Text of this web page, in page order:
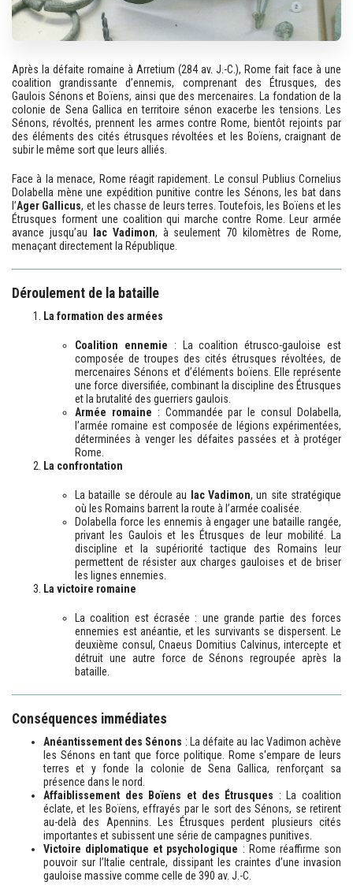
Après la défaite romaine à Arretium (284 av. J.-C.), Rome fait face à une
coalition grandissante d’ennemis, comprenant des Étrusques, des
Gaulois Sénons et Boïens, ainsi que des mercenaires. La fondation de la
colonie de Sena Gallica en territoire sénon exacerbe les tensions. Les
Sénons, révoltés, prennent les armes contre Rome, bientôt rejoints par
des éléments des cités étrusques révoltées et les Boïens, craignant de
subir le même sort que leurs alliés.
Face à la menace, Rome réagit rapidement. Le consul Publius Cornelius
Dolabella mène une expédition punitive contre les Sénons, les bat dans
l’Ager Gallicus, et les chasse de leurs terres. Toutefois, les Boïens et les
Étrusques forment une coalition qui marche contre Rome. Leur armée
avance jusqu’au
lac Vadimon, à seulement 70 kilomètres de Rome,
menaçant directement la République.
Déroulement de la bataille
La formation des armées
Coalition ennemie : La coalition étrusco-gauloise est
composée de troupes des cités étrusques révoltées, de
mercenaires Sénons et d’éléments boïens. Elle représente
une force diversifiée, combinant la discipline des Étrusques
et la brutalité des guerriers gaulois.
Armée romaine : Commandée par le consul Dolabella,
l’armée romaine est composée de légions expérimentées,
déterminées à venger les défaites passées et à protéger
Rome.
La confrontation
La bataille se déroule au lac Vadimon, un site stratégique
où les Romains barrent la route à l’armée coalisée.
Dolabella force les ennemis à engager une bataille rangée,
privant les Gaulois et les Étrusques de leur mobilité. La
discipline et la supériorité tactique des Romains leur
permettent de résister aux charges gauloises et de briser
les lignes ennemies.
La victoire romaine
La coalition est écrasée : une grande partie des forces
ennemies est anéantie, et les survivants se dispersent. Le
deuxième consul, Cnaeus Domitius Calvinus, intercepte et
détruit une autre force de Sénons regroupée après la
bataille.
Conséquences immédiates
Anéantissement des Sénons : La défaite au lac Vadimon achève
les Sénons en tant que force politique. Rome s'empare de leurs
terres et y fonde la colonie de Sena Gallica, renforçant sa
présence dans le nord.
Affaiblissement des Boïens et des Étrusques : La coalition
éclate, et les Boïens, effrayés par le sort des Sénons, se retirent
au-delà des Apennins. Les Étrusques perdent plusieurs cités
importantes et subissent une série de campagnes punitives.
Victoire diplomatique et psychologique : Rome réaffirme son
pouvoir sur l’Italie centrale, dissipant les craintes d’une invasion
gauloise massive comme celle de 390 av. J.-C.